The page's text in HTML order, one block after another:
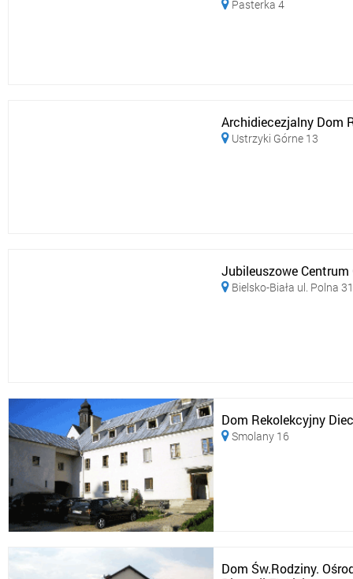
 Pasterka 4
Archidiecezjalny Dom
 Ustrzyki Górne 13
Jubileuszowe
 Bielsko-Biała ul. Polna 31
Dom Rekolekcyjny
Smolany 16
Dom Św.Rodziny.